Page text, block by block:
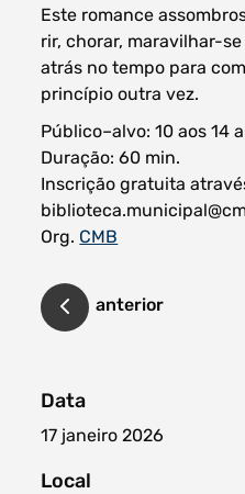
Este romance
rir, chorar, maravilhar-
atrás no tempo para
princípio outra vez.
Público–alvo: 10 aos 14
Duração: 60 min.
Inscrição gratuita
Org. CMB
anterior
Data
17 janeiro 2026
Local